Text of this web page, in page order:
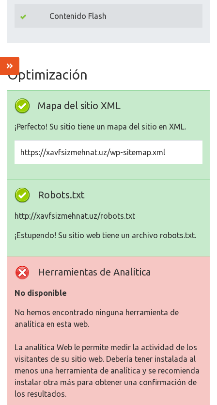
Contenido Flash
Optimización
Mapa del sitio XML
¡Perfecto! Su sitio tiene un mapa del sitio en XML.
https://xavfsizmehnat.uz/wp-sitemap.xml
Robots.txt
http://xavfsizmehnat.uz/robots.txt
¡Estupendo! Su sitio web tiene un archivo robots.txt.
Herramientas de Analítica
No disponible
No hemos encontrado ninguna herramienta de
analítica en esta web.
La analítica Web le permite medir la actividad de los
visitantes de su sitio web. Debería tener instalada al
menos una herramienta de analítica y se recomienda
instalar otra más para obtener una confirmación de
los resultados.